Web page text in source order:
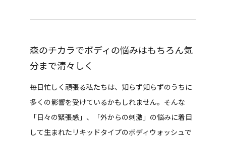
森のチカラでボディの悩みはもちろん気
分まで清々しく
毎日忙しく頑張る私たちは、知らず知らずのうちに
多くの影響を受けているかもしれません。そんな
「日々の緊張感」、「外からの刺激」の悩みに着目
して生まれたリキッドタイプのボディウォッシュで